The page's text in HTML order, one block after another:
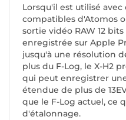
Lorsqu'il est utilisé avec
compatibles d'Atomos
sortie vidéo RAW 12
enregistrée sur Apple
jusqu'à une résolution
plus du F-Log, le X-H2
qui peut enregistrer
étendue de plus de
que le F-Log actuel, ce
d'étalonnage.